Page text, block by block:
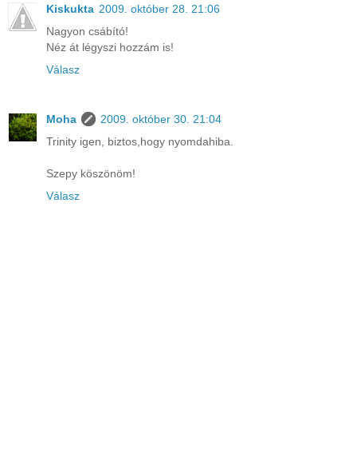
Kiskukta 2009. október 28. 21:06
Nagyon csábító!
Néz át légyszi hozzám is!
Válasz
Moha
2009. október 30. 21:04
Trinity igen, biztos,hogy nyomdahiba.
Szepy köszönöm!
Válasz